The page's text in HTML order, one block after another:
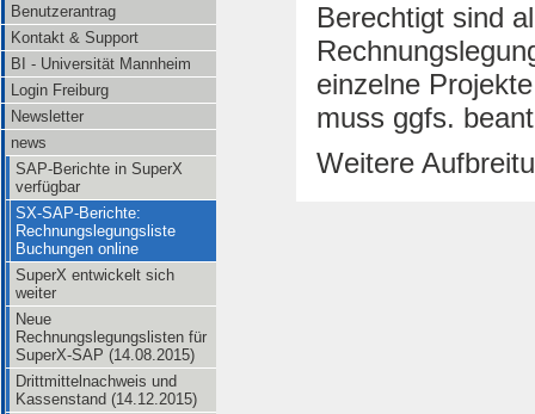
Benutzerantrag
Kontakt & Support
BI - Universität Mannheim
Login Freiburg
Newsletter
news
SAP-Berichte in SuperX
verfügbar
SX-SAP-Berichte:
Rechnungslegungsliste
Buchungen online
SuperX entwickelt sich
weiter
Neue
Rechnungslegungslisten für
SuperX-SAP (14.08.2015)
Drittmittelnachweis und
Kassenstand (14.12.2015)
Berechtigt sind
einzelne
muss ggfs.
Weitere